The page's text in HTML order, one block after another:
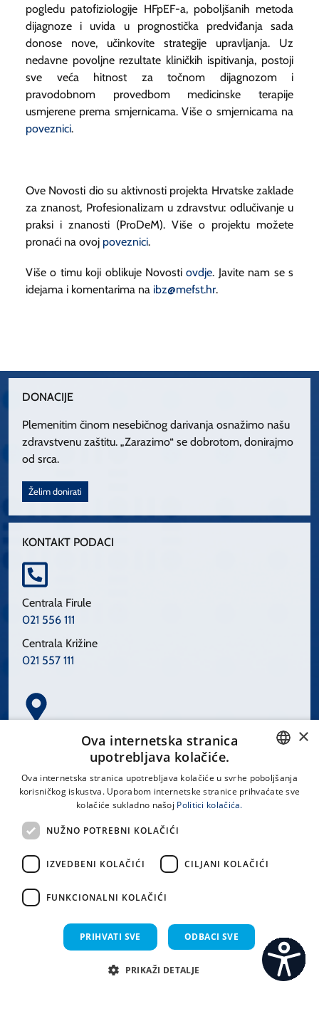
pogledu patofiziologije HFpEF-a, poboljšanih metoda
dijagnoze i uvida u prognostička predviđanja sada
donose nove, učinkovite strategije upravljanja. Uz
nedavne povoljne rezultate kliničkih ispitivanja, postoji
sve veća hitnost za točnom dijagnozom i
pravodobnom provedbom medicinske terapije
usmjerene prema smjernicama. Više o smjernicama na
poveznici.
Ove Novosti dio su aktivnosti projekta Hrvatske zaklade
za znanost, Profesionalizam u zdravstvu: odlučivanje u
praksi i znanosti (ProDeM). Više o projektu možete
pronaći na ovoj poveznici.
Više o timu koji oblikuje Novostiovdje. Javite nam se s
idejama i komentarima na ibz@mefst.hr.
DONACIJE
Plemenitim činom nesebičnog darivanja osnažimo našu
zdravstvenu zaštitu. „Zarazimo“ se dobrotom, donirajmo
od srca.
Želim donirati
KONTAKT PODACI
Centrala Firule
021 556 111
Centrala Križine
021 557 111
Spinčićeva 1, 21000 Split
LINKOVI
Uvjeti korištenja
CROATIAN
×
Ova internetska stranica
upotrebljava kolačiće.
Ova internetska stranica upotrebljava kolačiće u svrhe poboljšanja
korisničkog iskustva. Uporabom internetske stranice prihvaćate sve
kolačiće sukladno našoj Politici kolačića.
NUŽNO POTREBNI KOLAČIĆI
IZVEDBENI KOLAČIĆI CILJANI KOLAČIĆI
FUNKCIONALNI KOLAČIĆI
PRIHVATI SVE ODBACI SVE
PRIKAŽI DETALJE